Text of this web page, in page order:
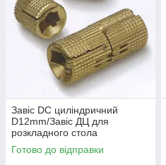
Завіс DC циліндричний
D12mm/Завіс ДЦ для
розкладного стола
трансформера Д12мм
Готово до відправки